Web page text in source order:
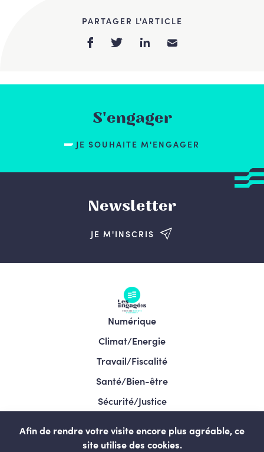
PARTAGER L'ARTICLE
S'engager
JE SOUHAITE M'ENGAGER
Newsletter
JE M'INSCRIS
Numérique
Climat/Energie
Travail/Fiscalité
Santé/Bien-être
Sécurité/Justice
Afin de rendre votre visite encore plus agréable, ce
site utilise des cookies.